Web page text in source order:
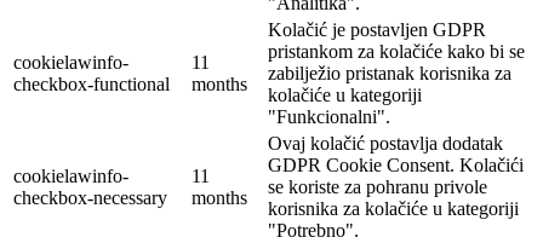
cookielawinfo-
checkbox-functional
11
months
Kolačić je postavljen GDPR
pristankom za kolačiće kako bi se
zabilježio pristanak korisnika za
kolačiće u kategoriji
"Funkcionalni".
cookielawinfo-
checkbox-necessary
11
months
Ovaj kolačić postavlja dodatak
GDPR Cookie Consent. Kolačići
se koriste za pohranu privole
korisnika za kolačiće u kategoriji
"Potrebno".